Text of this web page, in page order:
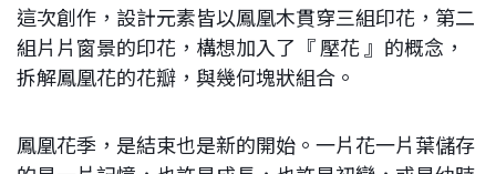
這次創作，設計元素皆以鳳凰木貫穿三組印花，第二
組片片窗景的印花，構想加入了『 壓花 』的概念，
拆解鳳凰花的花瓣，與幾何塊狀組合。
鳳凰花季，是結束也是新的開始。一片花一片葉儲存